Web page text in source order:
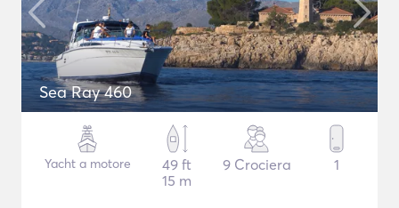
Sea Ray 460
Yacht a motore
49 ft
15 m
9 Crociera 1